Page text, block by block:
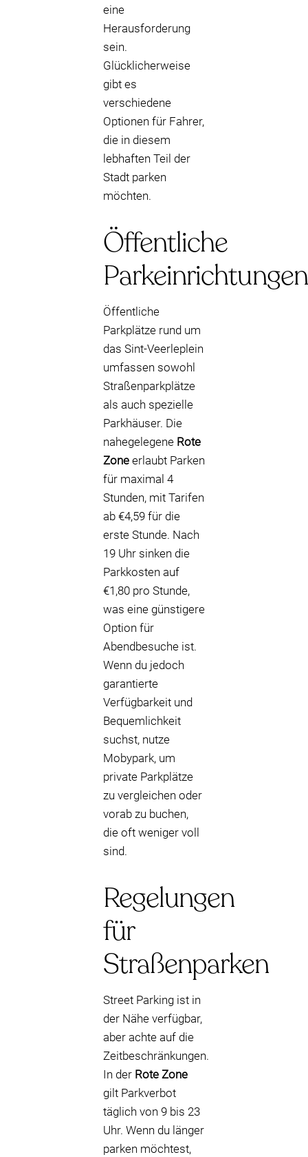
eine
Herausforderung
sein.
Glücklicherweise
gibt es
verschiedene
Optionen für Fahrer,
die in diesem
lebhaften Teil der
Stadt parken
möchten.
Öffentliche
Parkeinrichtungen
Öffentliche
Parkplätze rund um
das Sint-Veerleplein
umfassen sowohl
Straßenparkplätze
als auch spezielle
Parkhäuser. Die
nahegelegene Rote
Zone erlaubt Parken
für maximal 4
Stunden, mit Tarifen
ab €4,59 für die
erste Stunde. Nach
19 Uhr sinken die
Parkkosten auf
€1,80 pro Stunde,
was eine günstigere
Option für
Abendbesuche ist.
Wenn du jedoch
garantierte
Verfügbarkeit und
Bequemlichkeit
suchst, nutze
Mobypark, um
private Parkplätze
zu vergleichen oder
vorab zu buchen,
die oft weniger voll
sind.
Regelungen
für
Straßenparken
Street Parking ist in
der Nähe verfügbar,
aber achte auf die
Zeitbeschränkungen.
In der Rote Zone
gilt Parkverbot
täglich von 9 bis 23
Uhr. Wenn du länger
parken möchtest,